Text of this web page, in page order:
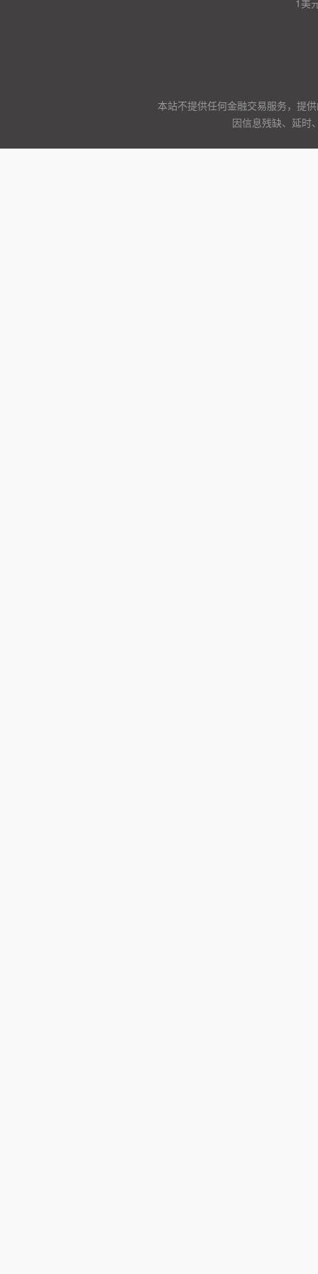
1美
本站不提供任何金融交易服务，提
因信息残缺、延时